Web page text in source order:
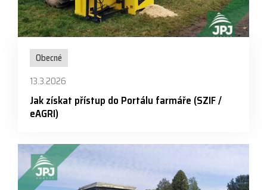
Obecné
13.3.2026
Jak získat přístup do Portálu farmáře (SZIF /
eAGRI)